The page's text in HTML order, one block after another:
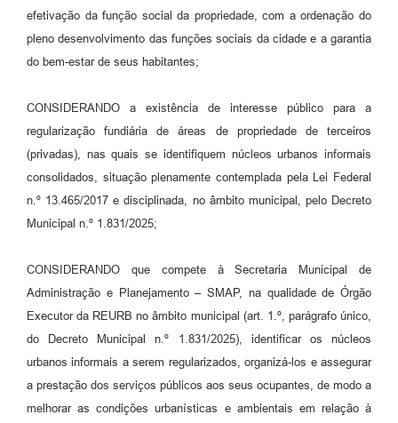
efetivação da função social da propriedade, com a ordenação do
pleno desenvolvimento das funções sociais da cidade e a garantia
do bem-estar de seus habitantes;
CONSIDERANDO a existência de interesse público para a
regularização fundiária de áreas de propriedade de terceiros
(privadas), nas quais se identifiquem núcleos urbanos informais
consolidados, situação plenamente contemplada pela Lei Federal
n.º 13.465/2017 e disciplinada, no âmbito municipal, pelo Decreto
Municipal n.º 1.831/2025;
CONSIDERANDO que compete à Secretaria Municipal de
Administração e Planejamento – SMAP, na qualidade de Órgão
Executor da REURB no âmbito municipal (art. 1.º, parágrafo único,
do Decreto Municipal n.º 1.831/2025), identificar os núcleos
urbanos informais a serem regularizados, organizá-los e assegurar
a prestação dos serviços públicos aos seus ocupantes, de modo a
melhorar as condições urbanísticas e ambientais em relação à